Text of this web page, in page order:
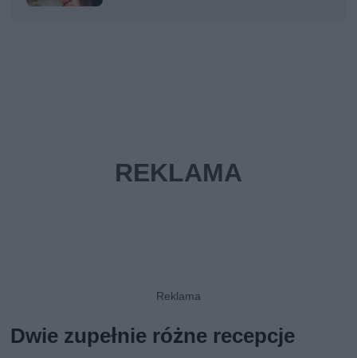
Dwie zupełnie różne recepcje